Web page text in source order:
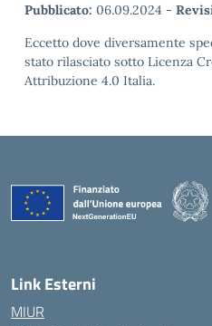
Pubblicato: 06.09.2024 -
Eccetto dove diversamente
stato rilasciato sotto Licenza
Attribuzione 4.0 Italia.
Link Esterni
MIUR